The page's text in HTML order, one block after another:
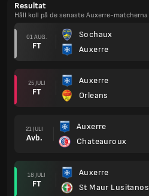
Resultat
Håll koll på de senaste Auxerre-matcherna
01 AUG.
FT
Sochaux
Auxerre
25 JULI
FT
Auxerre
Orleans
21 JULI
Avb.
Auxerre
Chateauroux
18 JULI
FT
Auxerre
St Maur Lusitanos